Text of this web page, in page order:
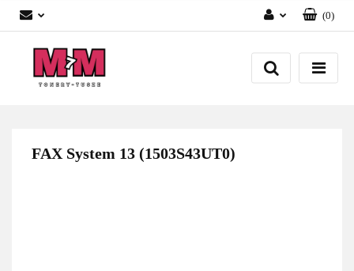
Zaloguj się
Załóż konto
(0)
FAX System 13 (1503S43UT0)